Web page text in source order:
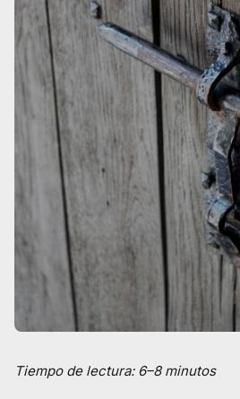
Tiempo de lectura: 6–8 minutos